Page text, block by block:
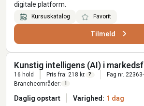
digitale platform.
Kursuskatalog Favorit
Tilmeld
Kunstig intelligens (AI) i
16 hold Pris fra: 218 kr. ?
Fag nr. 22363-
Brancheområder:
1
Daglig opstart Varighed: 1 dag